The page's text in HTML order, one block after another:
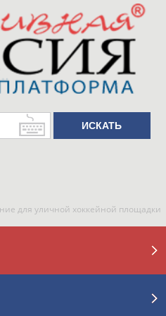
для уличной хоккейной площадки